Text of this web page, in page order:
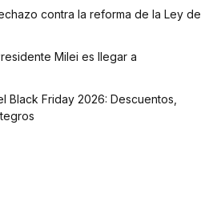
contra la reforma de la Ley de
Milei es llegar a
Black Friday 2026: Descuentos,